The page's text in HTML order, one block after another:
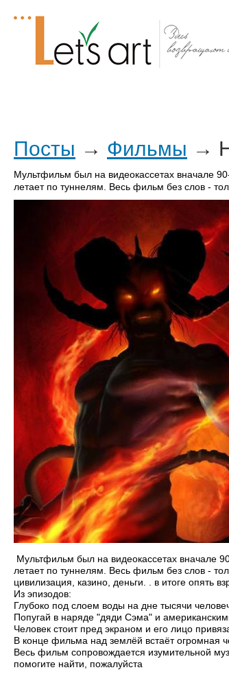
Посты → Фильмы →
Мультфильм был на видеокассетах вначале
летает по туннелям. Весь фильм без слов -
Мультфильм был на видеокассетах вначале
летает по туннелям. Весь фильм без слов -
цивилизация, казино, деньги. . в итоге опять
Из эпизодов:
Глубоко под слоем воды на дне тысячи
Попугай в наряде "дяди Сэма" и
Человек стоит пред экраном и его лицо
В конце фильма над землёй встаёт огромная
Весь фильм сопровождается изумительной
помогите найти, пожалуйста